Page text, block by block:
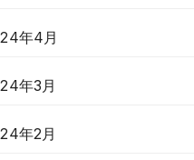
年4月
年3月
年2月